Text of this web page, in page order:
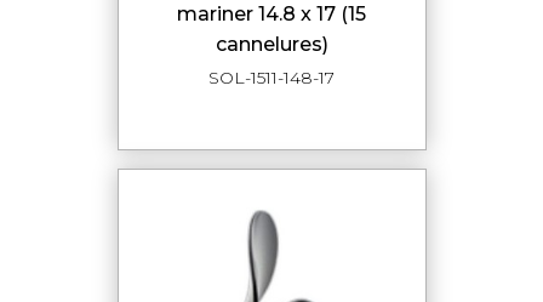
mariner 14.8 x 17 (15
cannelures)
SOL-1511-148-17